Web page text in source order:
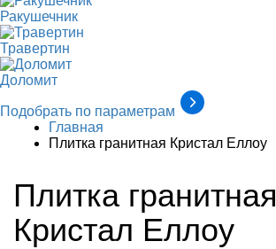
Ракушечник
Травертин
Доломит
Подобрать по параметрам
Главная
Плитка гранитная Кристал Еллоу
Плитка гранитная
Кристал Еллоу